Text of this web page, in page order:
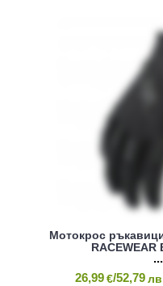
Mотокрос
RACEWEAR
26,99 €/52,79